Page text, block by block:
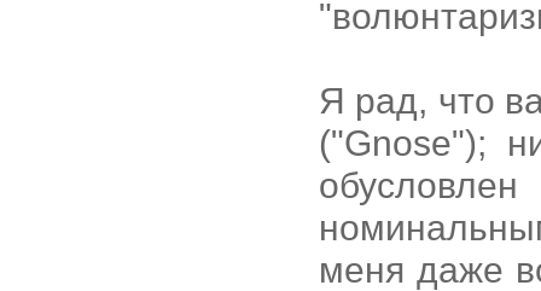
Я рад, что
("Gnose");
меня даже